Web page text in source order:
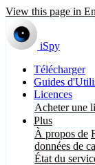
View this page in
iSpy
Télécharger
Guides
Licences
Acheter une
Plus
À propos de
données de
État du